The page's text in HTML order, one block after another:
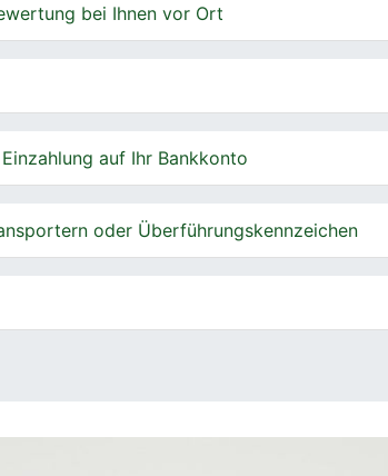
bei Ihnen vor Ort
auf Ihr Bankkonto
oder Überführungskennzeichen